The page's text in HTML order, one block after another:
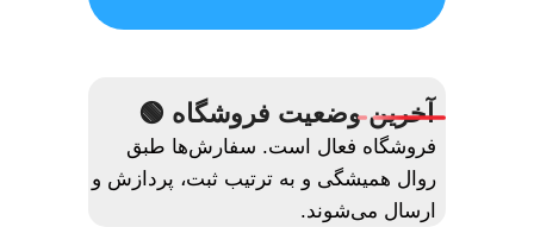
آخرین وضعیت فروشگاه 🟢
فروشگاه فعال است. سفارش‌ها طبق
روال همیشگی و به ترتیب ثبت، پردازش و
ارسال می‌شوند.